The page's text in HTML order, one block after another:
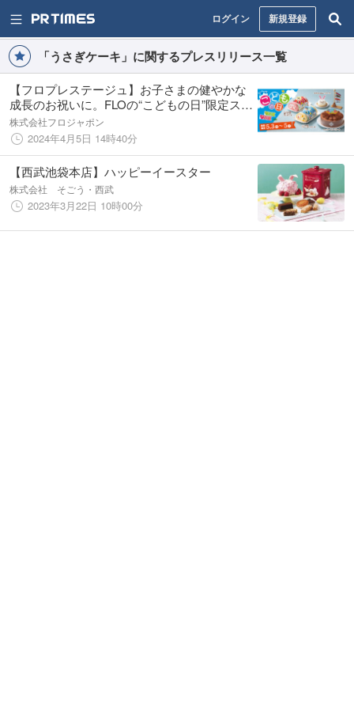
ログイン 新規登録
「うさぎケーキ」に関するプレスリリース一覧
【フロプレステージュ】お子さまの健やかな
成長のお祝いに。FLOの“こどもの日”限定スイ
ーツ
株式会社フロジャポン
2024年4月5日 14時40分
【西武池袋本店】ハッピーイースター
株式会社 そごう・西武
2023年3月22日 10時00分